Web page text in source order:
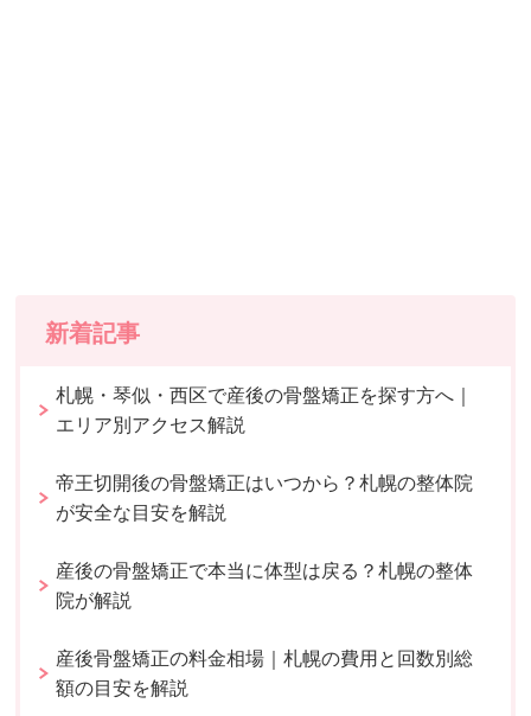
新着記事
札幌・琴似・西区で産後の骨盤矯正を探す方へ｜
エリア別アクセス解説
帝王切開後の骨盤矯正はいつから？札幌の整体院
が安全な目安を解説
産後の骨盤矯正で本当に体型は戻る？札幌の整体
院が解説
産後骨盤矯正の料金相場｜札幌の費用と回数別総
額の目安を解説